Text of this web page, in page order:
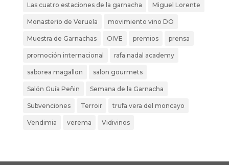
Las cuatro estaciones de la garnacha Miguel Lorente
Monasterio de Veruela movimiento vino DO
Muestra de Garnachas OIVE premios prensa
promoción internacional rafa nadal academy
saborea magallon salon gourmets
Salón Guía Peñin Semana de la Garnacha
Subvenciones Terroir trufa vera del moncayo
Vendimia verema Vidivinos